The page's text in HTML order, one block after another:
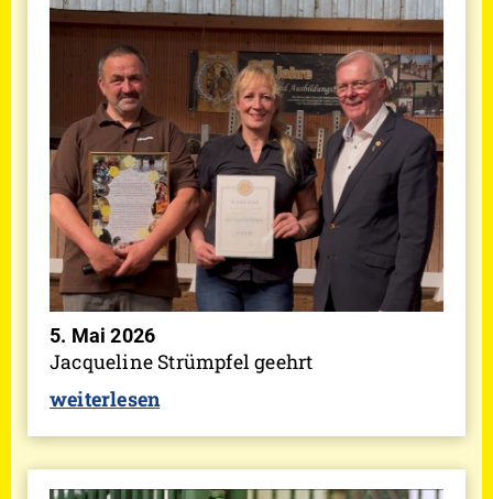
5. Mai 2026
Jacqueline Strümpfel geehrt
weiterlesen